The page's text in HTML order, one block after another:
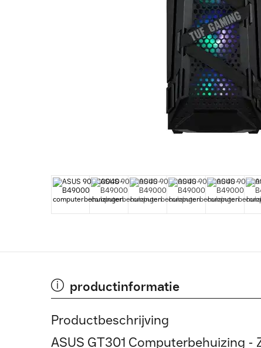
productinformatie
Productbeschrijving
ASUS GT301 Computerbehuizing -